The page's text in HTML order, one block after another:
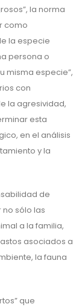
la norma
como
la especie
persona o
misma especie”,
con
la agresividad,
esta
en el análisis
y la
de
sólo las
a la familia,
asociados a
la fauna
que